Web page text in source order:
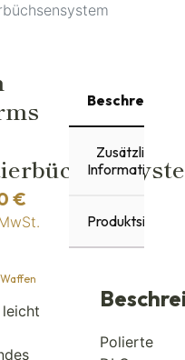
€
Waffen
Beschreibung
Zusätzliche
Informationen
Polierte